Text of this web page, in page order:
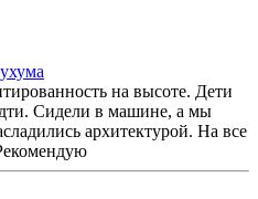
на высоте. Дети
Сидели в машине, а мы
архитектурой. На все